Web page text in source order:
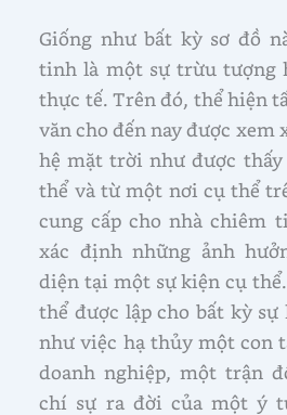
Giống như bất kỳ sơ đồ
tinh là một sự trừu tượng
thực tế. Trên đó, thể hiện
văn cho đến nay được xem
hệ mặt trời như được
thể và từ một nơi cụ thể
cung cấp cho nhà chiêm
xác định những ảnh
diện tại một sự kiện cụ
thể được lập cho bất kỳ sự
như việc hạ thủy một con
doanh nghiệp, một trận
chí sự ra đời của một ý